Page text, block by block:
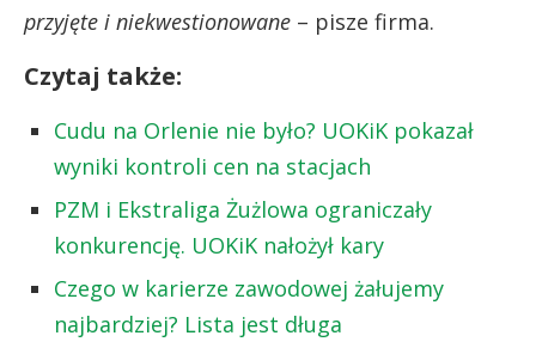
przyjęte i niekwestionowane – pisze firma.
Czytaj także:
Cudu na Orlenie nie było? UOKiK pokazał
wyniki kontroli cen na stacjach
PZM i Ekstraliga Żużlowa ograniczały
konkurencję. UOKiK nałożył kary
Czego w karierze zawodowej żałujemy
najbardziej? Lista jest długa